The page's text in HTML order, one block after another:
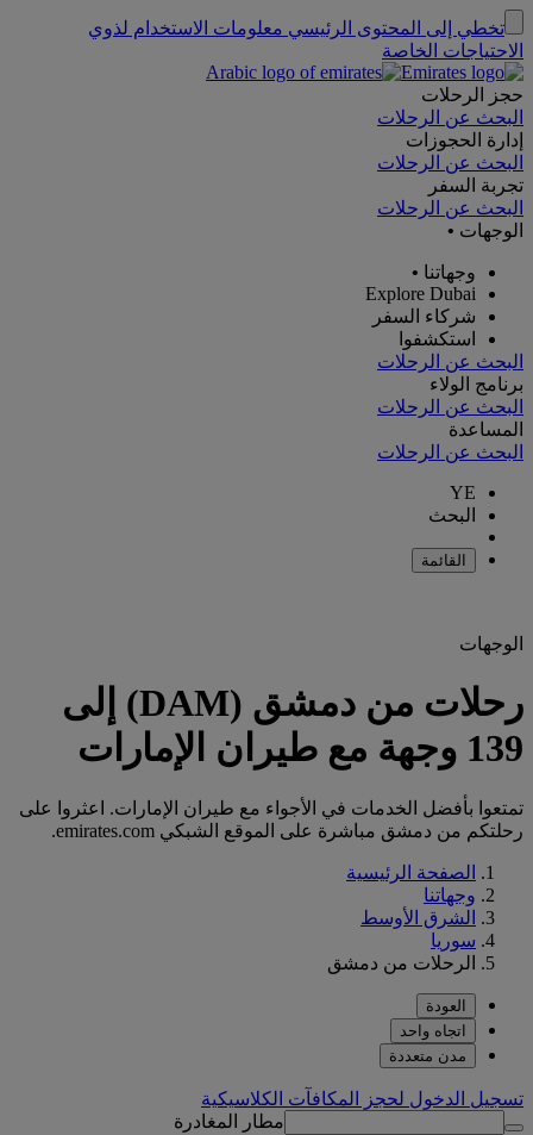
تخطي إلى المحتوى الرئيسي معلومات الاستخدام لذوي
الاحتياجات الخاصة
حجز الرحلات
البحث عن الرحلات
إدارة الحجوزات
البحث عن الرحلات
تجربة السفر
البحث عن الرحلات
الوجهات •
وجهاتنا •
Explore Dubai
شركاء السفر
استكشفوا
البحث عن الرحلات
برنامج الولاء
البحث عن الرحلات
المساعدة
البحث عن الرحلات
YE
البحث
القائمة
الوجهات
رحلات من دمشق (DAM) إلى
139 وجهة مع طيران الإمارات
تمتعوا بأفضل الخدمات في الأجواء مع طيران الإمارات. اعثروا على
رحلتكم من دمشق مباشرة على الموقع الشبكي emirates.com.
الصفحة الرئيسية
وجهاتنا
الشرق الأوسط
سوريا
الرحلات من دمشق
العودة
اتجاه واحد
مدن متعددة
تسجيل الدخول لحجز المكافآت الكلاسيكية
مطار المغادرة